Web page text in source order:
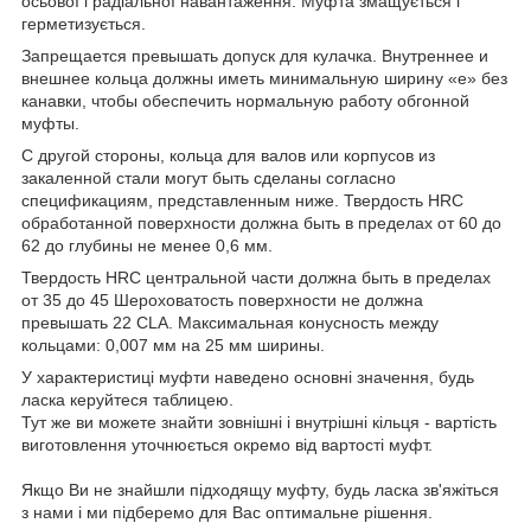
герметизується.
Запрещается превышать допуск для кулачка. Внутреннее и
внешнее кольца должны иметь минимальную ширину «е» без
канавки, чтобы обеспечить нормальную работу обгонной
муфты.
С другой стороны, кольца для валов или корпусов из
закаленной стали могут быть сделаны согласно
спецификациям, представленным ниже. Твердость HRC
обработанной поверхности должна быть в пределах от 60 до
62 до глубины не менее 0,6 мм.
Твердость HRС центральной части должна быть в пределах
от 35 до 45 Шероховатость поверхности не должна
превышать 22 CLA. Максимальная конусность между
кольцами: 0,007 мм на 25 мм ширины.
У характеристиці муфти наведено основні значення, будь
ласка керуйтеся таблицею.
Тут же ви можете знайти зовнішні і внутрішні кільця - вартість
виготовлення уточнюється окремо від вартості муфт.
Якщо Ви не знайшли підходящу муфту, будь ласка зв'яжіться
з нами і ми підберемо для Вас оптимальне рішення.